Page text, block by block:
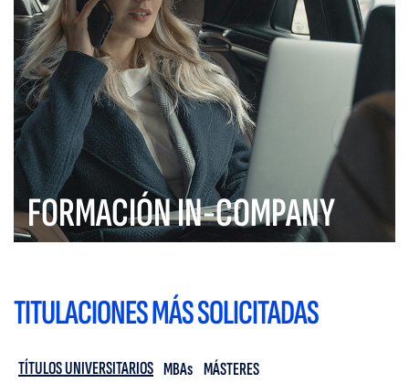
FORMACIÓN IN-COMPANY
TITULACIONES MÁS SOLICITADAS
TÍTULOS UNIVERSITARIOS MBAs MÁSTERES